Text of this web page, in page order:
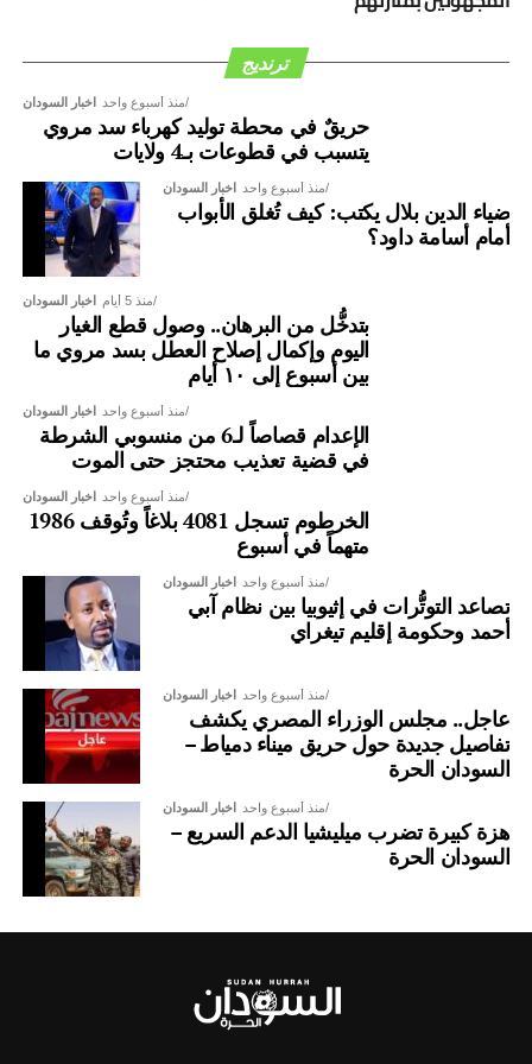
ترنديج
اخبار السودان منذ أسبوع واحد
حريقٌ في محطة توليد كهرباء سد مروي
يتسبب في قطوعات بـ4 ولايات
اخبار السودان منذ أسبوع واحد
ضياء الدين بلال يكتب: كيف تُغلق الأبواب
أمام أسامة داود؟
اخبار السودان منذ 5 أيام
بتدخُّل من البرهان.. وصول قطع الغيار
اليوم وإكمال إصلاح العطل بسد مروي ما
بين أسبوع إلى ١٠ أيام
اخبار السودان منذ أسبوع واحد
الإعدام قصاصاً لـ6 من منسوبي الشرطة
في قضية تعذيب محتجز حتى الموت
اخبار السودان منذ أسبوع واحد
الخرطوم تسجل 4081 بلاغاً وتُوقف 1986
متهماً في أسبوع
اخبار السودان منذ أسبوع واحد
تصاعد التوتُّرات في إثيوبيا بين نظام آبي
أحمد وحكومة إقليم تيغراي
اخبار السودان منذ أسبوع واحد
عاجل.. مجلس الوزراء المصري يكشف
تفاصيل جديدة حول حريق ميناء دمياط –
السودان الحرة
اخبار السودان منذ أسبوع واحد
هزة كبيرة تضرب ميليشيا الدعم السريع –
السودان الحرة